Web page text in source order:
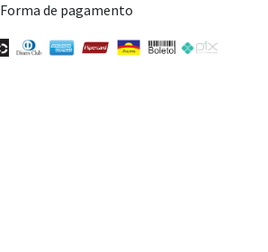
Forma de pagamento